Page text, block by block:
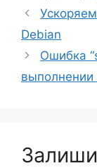
Debian
Ошибка
выполнении